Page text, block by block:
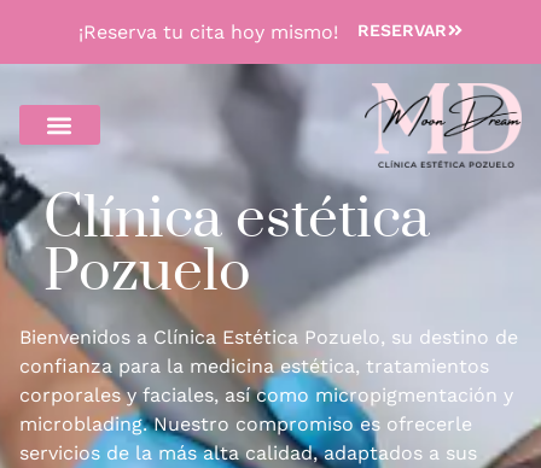
¡Reserva tu cita hoy mismo! RESERVAR
Clínica estética
Pozuelo
Bienvenidos a Clínica Estética Pozuelo, su destino de
confianza para la medicina estética, tratamientos
corporales y faciales, así como micropigmentación y
microblading. Nuestro compromiso es ofrecerle
servicios de la más alta calidad, adaptados a sus